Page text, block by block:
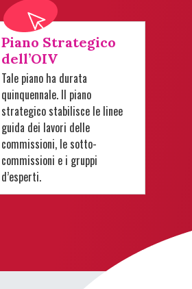
Piano Strategico
dell’OIV
Tale piano ha durata
quinquennale. Il piano
strategico stabilisce le linee
guida dei lavori delle
commissioni, le sotto-
commissioni e i gruppi
d’esperti.